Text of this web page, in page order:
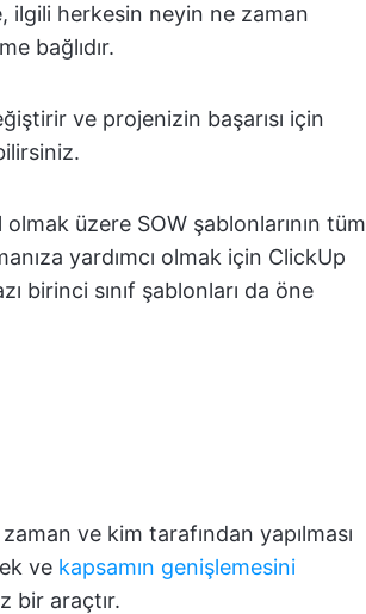
ilgili herkesin neyin ne zaman
bağlıdır.
ve projenizin başarısı için
üzere SOW şablonlarının tüm
yardımcı olmak için ClickUp
birinci sınıf şablonları da öne
ve kim tarafından yapılması
ve kapsamın genişlemesini
bir araçtır.